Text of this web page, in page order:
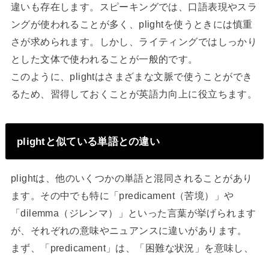
違いも存在します。スピーキングでは、口語表現やスラ
ングが使われることが多く、plightを使うときには慎重
さが求められます。しかし、ライティングではしっかり
とした文体で使われることが一般的です。
このように、plightはさまざまな文脈で使うことができ
るため、習得しておくことが英語力向上に役立ちます。
plightと似ている単語との違い
plightは、他のいくつかの単語と混同されることがあり
ます。その中でも特に「predicament（苦境）」や
「dilemma（ジレンマ）」といった言葉が挙げられます
が、それぞれの意味やニュアンスに違いがあります。
まず、「predicament」は、「困難な状況」を意味し、